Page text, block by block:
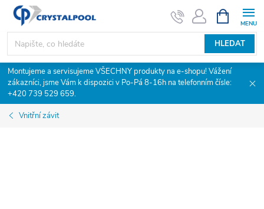
Přejít
obsah
HLEDAT
NÁKUPNÍ
KOŠÍK
Montujeme a servisujeme VŠECHNY produkty na e-shopu! Vážení
zákazníci, jsme Vám k dispozici v Po-Pá 8-16h na telefonním čísle:
+420 739 529 659.
Vnitřní závit